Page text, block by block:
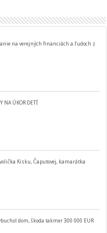
na verejných financiách a ľudoch z
NA ÚKOR DETÍ
Kisku, Čaputovej, kamarátka
dom, škoda takmer 300 000 EUR